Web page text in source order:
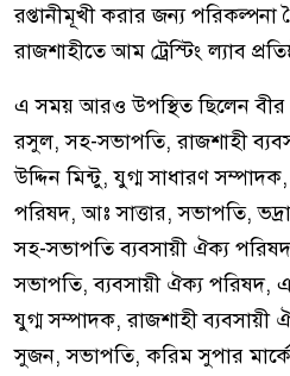
রপ্তানীমূখী করার জন্য পরিকল্পনা
রাজশাহীতে আম ট্রেস্টিং ল্যাব
এ সময় আরও উপস্থিত ছিলেন বীর
রসুল, সহ-সভাপতি, রাজশাহী
উদ্দিন মিন্টু, যুগ্ম সাধারণ
পরিষদ, আঃ সাত্তার, সভাপতি,
সহ-সভাপতি ব্যবসায়ী ঐক্য
সভাপতি, ব্যবসায়ী ঐক্য পরিষদ,
যুগ্ম সম্পাদক, রাজশাহী
সুজন, সভাপতি, করিম সুপার